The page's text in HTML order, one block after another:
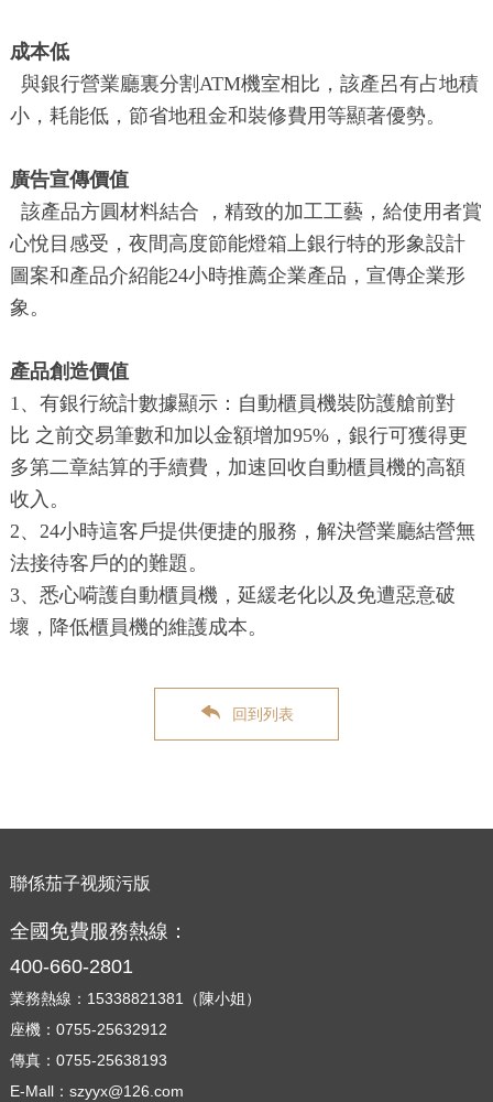
成本低
與銀行營業廳裏分割ATM機室相比，該產呂有占地積
小，耗能低，節省地租金和裝修費用等顯著優勢。
廣告宣傳價值
該產品方圓材料結合 ，精致的加工工藝，給使用者賞
心悅目感受，夜間高度節能燈箱上銀行特的形象設計
圖案和產品介紹能24小時推薦企業產品，宣傳企業形
象。
產品創造價值
1、有銀行統計數據顯示：自動櫃員機裝防護艙前對
比 之前交易筆數和加以金額增加95%，銀行可獲得更
多第二章結算的手續費，加速回收自動櫃員機的高額
收入。
2、24小時這客戶提供便捷的服務，解決營業廳結營無
法接待客戶的的難題。
3、悉心嗬護自動櫃員機，延緩老化以及免遭惡意破
壞，降低櫃員機的維護成本。
回到列表
聯係茄子视频污版
全國免費服務熱線：
400-660-2801
業務熱線：15338821381（陳小姐）
座機：0755-25632912
傳真：0755-25638193
E-Mall：szyyx@126.com